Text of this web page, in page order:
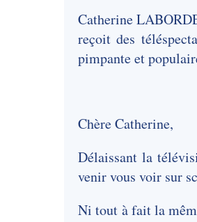
Catherine
reçoit des
pimpante et
Chère Catherine,
Délaissant la
venir vous voir sur
Ni tout à fait la